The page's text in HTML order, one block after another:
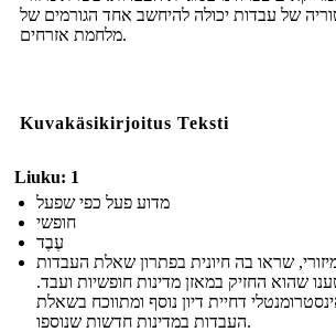
של עבדות יכולה להיחשב אחד הגורמים של
מלחמת אזרחים.
Kuvakäsikirjoitus Teksti
Liuku: 1
מדוע פעל כפי שפעל
חופשי
עֶבֶד
שראו בה חיונית בפתרון שאלת העבדות
שהוא החזיק במאזן מדינות חופשיות ועבד.
דחיית דיון נוסף ומתווכח בשאלת
העבדות במדינות חדשות שנוספו.